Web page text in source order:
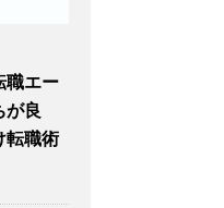
職エー
が良
転職術